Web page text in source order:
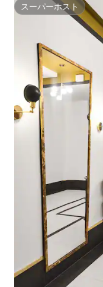
スーパーホスト
スーパーホスト